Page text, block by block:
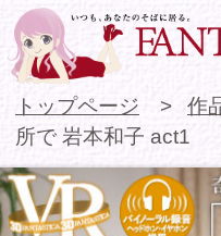
トップページ
所で 岩本和子 act1